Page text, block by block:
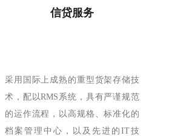
信贷服务
采用国际上成熟的重型货架存储技
术，配以RMS系统，具有严谨规范
的运作流程，以高规格、标准化的
档案管理中心，以及先进的IT技